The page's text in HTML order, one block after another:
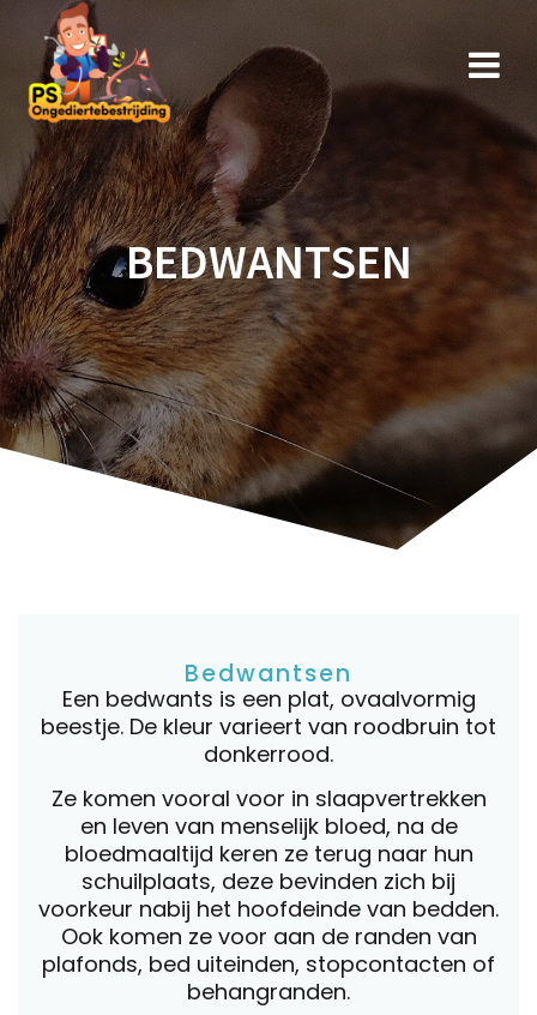
BEDWANTSEN
Bedwantsen
Een bedwants is een plat, ovaalvormig
beestje. De kleur varieert van roodbruin tot
donkerrood.
Ze komen vooral voor in slaapvertrekken
en leven van menselijk bloed, na de
bloedmaaltijd keren ze terug naar hun
schuilplaats, deze bevinden zich bij
voorkeur nabij het hoofdeinde van bedden.
Ook komen ze voor aan de randen van
plafonds, bed uiteinden, stopcontacten of
behangranden.